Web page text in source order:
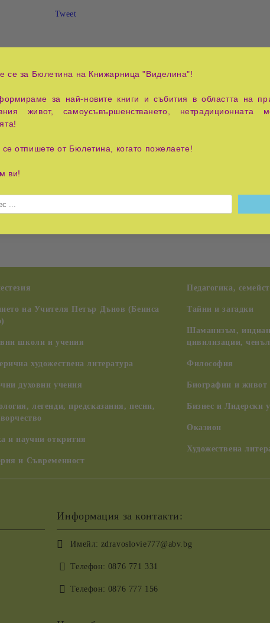
Tweet
не е само популярно описание на болести като рака
преход от лечението към профилактиката.
възможността сам да взема решения за опазването на
на Учителя Петър Дънов (Беинса
школи и учения
художествена литература
духовни учения
легенди, предсказания, песни,
и научни открития
и Съвременност
Педагогика,
Тайни и загадки
Шаманизъм,
цивилизации,
Философия
Биографии и живот
Бизнес и Лидерски
Оказион
Художествена
Информация за контакти:
Имейл: zdravoslovie777@abv.bg
Телефон: 0876 771 331
Телефон: 0876 777 156
се за Бюлетина на Книжарница "Виделина"!
за най-новите книги и събития в областта на
живот, самоусъвършенстването, нетрадиционната
отпишете от Бюлетина, когато пожелаете!
ви!